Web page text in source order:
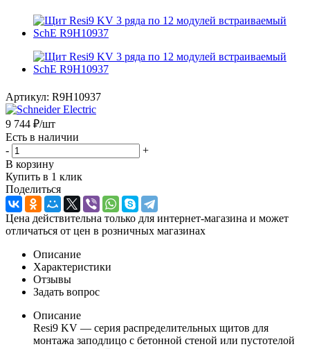
Артикул: R9H10937
9 744 ₽/шт
Есть в наличии
-
+
В корзину
Купить в 1 клик
Поделиться
Цена действительна только для интернет-магазина и может
отличаться от цен в розничных магазинах
Описание
Характеристики
Отзывы
Задать вопрос
Описание
Resi9 KV — серия распределительных щитов для
монтажа заподлицо с бетонной стеной или пустотелой